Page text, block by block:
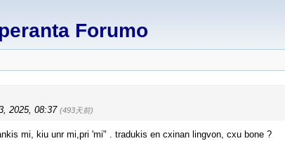
Forumo
2025, 08:37 (493天前)
mi, kiu unr mi,pri 'mi" . tradukis en cxinan lingvon, cxu bone ?